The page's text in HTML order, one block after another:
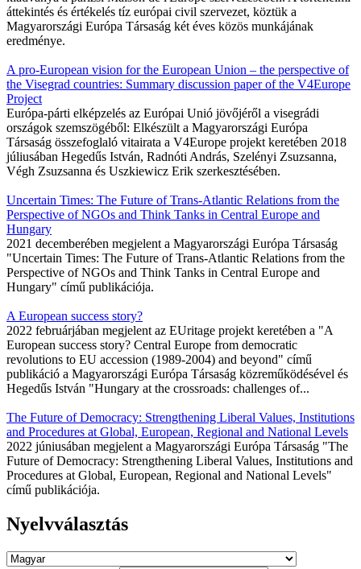
áttekintés és értékelés tíz európai civil szervezet, köztük a
Magyarországi Európa Társaság két éves közös munkájának
eredménye.
A pro-European vision for the European Union – the perspective of
the Visegrad countries: Summary discussion paper of the V4Europe
Project
Európa-párti elképzelés az Európai Unió jövőjéről a visegrádi
országok szemszögéből: Elkészült a Magyarországi Európa
Társaság összefoglaló vitairata a V4Europe projekt keretében 2018
júliusában Hegedűs István, Radnóti András, Szelényi Zsuzsanna,
Végh Zsuzsanna és Uszkiewicz Erik szerkesztésében.
Uncertain Times: The Future of Trans-Atlantic Relations from the
Perspective of NGOs and Think Tanks in Central Europe and
Hungary
2021 decemberében megjelent a Magyarországi Európa Társaság
"Uncertain Times: The Future of Trans-Atlantic Relations from the
Perspective of NGOs and Think Tanks in Central Europe and
Hungary" című publikációja.
A European success story?
2022 februárjában megjelent az EUritage projekt keretében a "A
European success story? Central Europe from democratic
revolutions to EU accession (1989-2004) and beyond" című
publikáció a Magyarországi Európa Társaság közreműködésével és
Hegedűs István "Hungary at the crossroads: challenges of...
The Future of Democracy: Strengthening Liberal Values, Institutions
and Procedures at Global, European, Regional and National Levels
2022 júniusában megjelent a Magyarországi Európa Társaság "The
Future of Democracy: Strengthening Liberal Values, Institutions and
Procedures at Global, European, Regional and National Levels"
című publikációja.
Nyelvválasztás